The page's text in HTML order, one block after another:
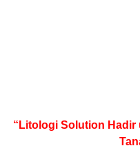
“Litologi Solution